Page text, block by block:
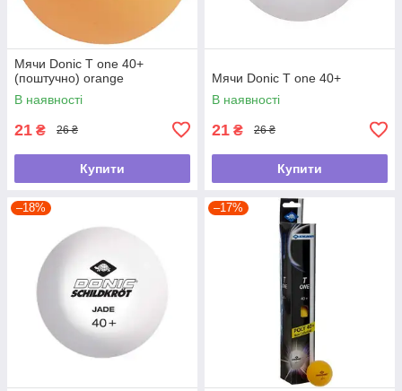
Мячи Donic T one 40+
(поштучно) orange
В наявності
21 ₴ 26 ₴
Купити
Мячи Donic T one 40+
В наявності
21 ₴ 26 ₴
Купити
–18% –17%